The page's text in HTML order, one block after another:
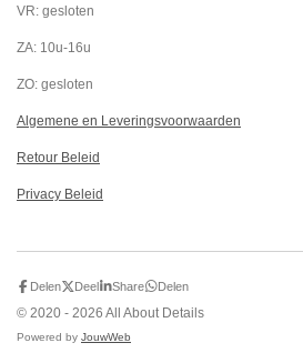
VR: gesloten
ZA: 10u-16u
ZO: gesloten
Algemene en Leveringsvoorwaarden
Retour Beleid
Privacy Beleid
Delen Deel Share Delen
© 2020 - 2026 All About Details
Powered by JouwWeb